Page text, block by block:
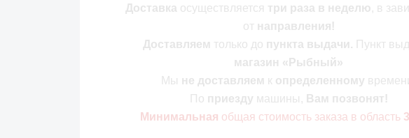
Доставка осуществляется три раза в неделю, в
от направления!
Доставляем только до пункта выдачи. Пункт
магазин «Рыбный»
Мы не доставляем к определенному
По приезду машины, Вам позвонят!
Минимальная общая стоимость заказа в область